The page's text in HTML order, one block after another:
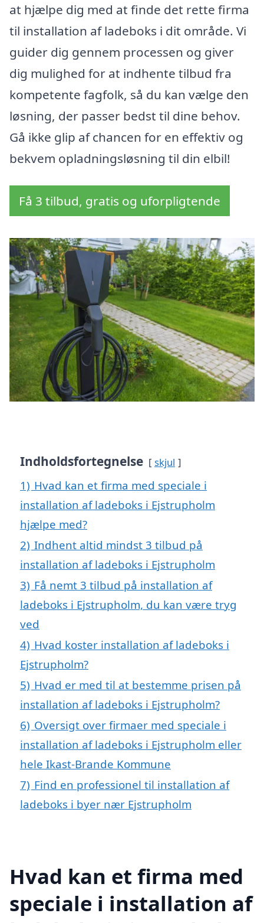
at hjælpe dig med at finde det rette firma
til installation af ladeboks i dit område. Vi
guider dig gennem processen og giver
dig mulighed for at indhente tilbud fra
kompetente fagfolk, så du kan vælge den
løsning, der passer bedst til dine behov.
Gå ikke glip af chancen for en effektiv og
bekvem opladningsløsning til din elbil!
Få 3 tilbud, gratis og uforpligtende
Indholdsfortegnelse skjul
1) Hvad kan et firma med speciale i
installation af ladeboks i Ejstrupholm
hjælpe med?
2) Indhent altid mindst 3 tilbud på
installation af ladeboks i Ejstrupholm
3) Få nemt 3 tilbud på installation af
ladeboks i Ejstrupholm, du kan være tryg
ved
4) Hvad koster installation af ladeboks i
Ejstrupholm?
5) Hvad er med til at bestemme prisen på
installation af ladeboks i Ejstrupholm?
6) Oversigt over firmaer med speciale i
installation af ladeboks i Ejstrupholm eller
hele Ikast-Brande Kommune
7) Find en professionel til installation af
ladeboks i byer nær Ejstrupholm
Hvad kan et firma med
speciale i installation af